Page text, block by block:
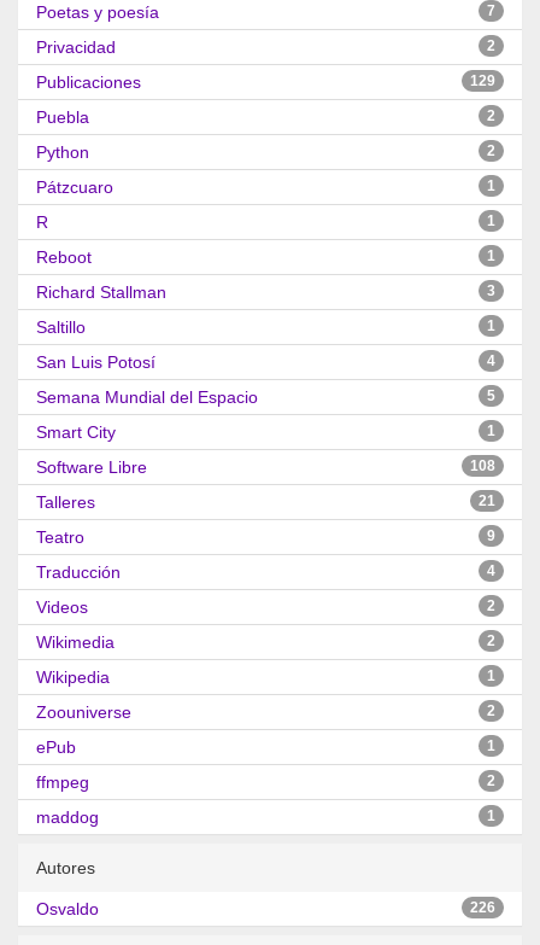
Poetas y poesía 7
Privacidad 2
Publicaciones 129
Puebla 2
Python 2
Pátzcuaro 1
R 1
Reboot 1
Richard Stallman 3
Saltillo 1
San Luis Potosí 4
Semana Mundial del Espacio 5
Smart City 1
Software Libre 108
Talleres 21
Teatro 9
Traducción 4
Videos 2
Wikimedia 2
Wikipedia 1
Zoouniverse 2
ePub 1
ffmpeg 2
maddog 1
Autores
Osvaldo 226